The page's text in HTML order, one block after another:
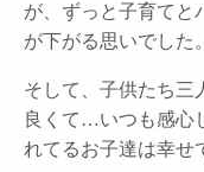
が、ずっと子育てと
が下がる思いでした。
そして、子供たち三
良くて…いつも感心
れてるお子達は幸